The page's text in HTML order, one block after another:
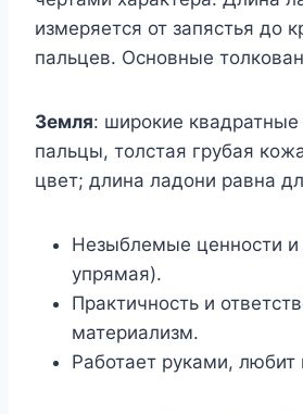
измеряется от запястья до
пальцев. Основные
Земля: ​​широкие
пальцы, толстая грубая
цвет; длина ладони равна
Незыблемые ценности и
упрямая).
Практичность и
материализм.
Работает руками, любит